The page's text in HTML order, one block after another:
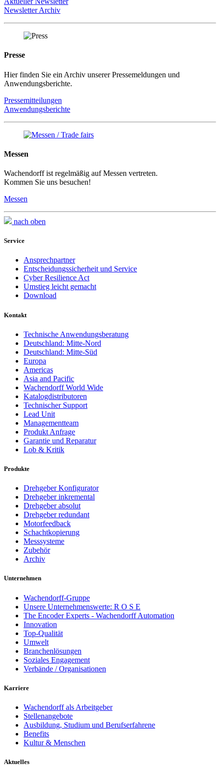
Newsletter Archiv
Presse
Hier finden Sie ein Archiv unserer Pressemeldungen und
Anwendungsberichte.
Pressemitteilungen
Anwendungsberichte
Messen
Wachendorff ist regelmäßig auf Messen vertreten.
Kommen Sie uns besuchen!
Messen
nach oben
Service
Ansprechpartner
Entscheidungssicherheit und Service
Cyber Resilience Act
Umstieg leicht gemacht
Download
Kontakt
Technische Anwendungsberatung
Deutschland: Mitte-Nord
Deutschland: Mitte-Süd
Europa
Americas
Asia and Pacific
Wachendorff World Wide
Katalogdistributoren
Technischer Support
Lead Unit
Managementteam
Produkt Anfrage
Garantie und Reparatur
Lob & Kritik
Produkte
Drehgeber Konfigurator
Drehgeber inkremental
Drehgeber absolut
Drehgeber redundant
Motorfeedback
Schachtkopierung
Messsysteme
Zubehör
Archiv
Unternehmen
Wachendorff-Gruppe
Unsere Unternehmenswerte: R O S E
The Encoder Experts - Wachendorff Automation
Innovation
Top-Qualität
Umwelt
Branchenlösungen
Soziales Engagement
Verbände / Organisationen
Karriere
Wachendorff als Arbeitgeber
Stellenangebote
Ausbildung, Studium und Berufserfahrene
Benefits
Kultur & Menschen
Aktuelles